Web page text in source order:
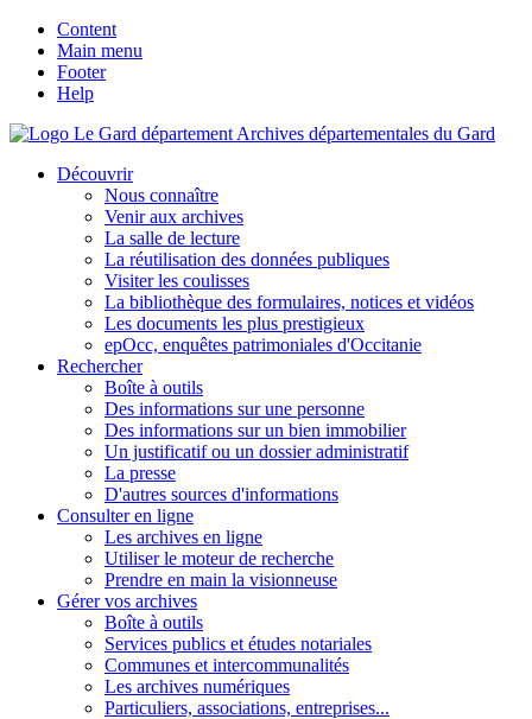
Content
Main menu
Footer
Help
Archives départementales du Gard
Découvrir
Nous connaître
Venir aux archives
La salle de lecture
La réutilisation des données publiques
Visiter les coulisses
La bibliothèque des formulaires, notices et vidéos
Les documents les plus prestigieux
epOcc, enquêtes patrimoniales d'Occitanie
Rechercher
Boîte à outils
Des informations sur une personne
Des informations sur un bien immobilier
Un justificatif ou un dossier administratif
La presse
D'autres sources d'informations
Consulter en ligne
Les archives en ligne
Utiliser le moteur de recherche
Prendre en main la visionneuse
Gérer vos archives
Boîte à outils
Services publics et études notariales
Communes et intercommunalités
Les archives numériques
Particuliers, associations, entreprises...